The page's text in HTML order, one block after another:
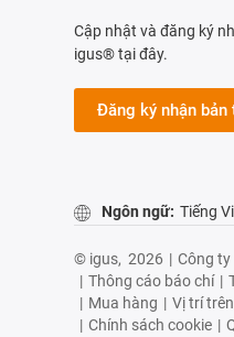
Cập nhật và đăng ký
igus® tại đây.
Đăng ký nhận bản
Ngôn ngữ: Tiếng
© igus, 2026 | Công ty
| Thông cáo báo chí |
| Mua hàng | Vị trí
| Chính sách cookie |